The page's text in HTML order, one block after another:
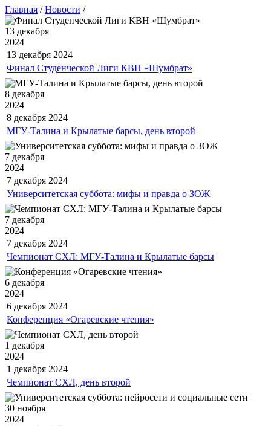
Главная /Новости /
13 декабря
2024
13 декабря 2024
Финал Студенческой Лиги КВН «Шумбрат»
8 декабря
2024
8 декабря 2024
МГУ-Талина и Крылатые барсы, день второй
7 декабря
2024
7 декабря 2024
Университетская суббота: мифы и правда о ЗОЖ
7 декабря
2024
7 декабря 2024
Чемпионат СХЛ: МГУ-Талина и Крылатые барсы
6 декабря
2024
6 декабря 2024
Конференция «Огаревские чтения»
1 декабря
2024
1 декабря 2024
Чемпионат СХЛ, день второй
30 ноября
2024